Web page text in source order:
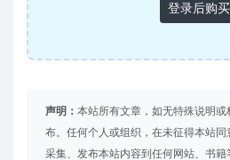
登录后购买
声明： 本站所有文章，如无特殊说明
布。任何个人或组织，在未征得本站同
采集、发布本站内容到任何网站、书